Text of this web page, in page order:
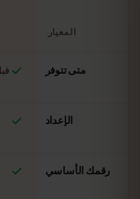
المعيار
متى تتوفر
الإعداد
رقمك الأساسي